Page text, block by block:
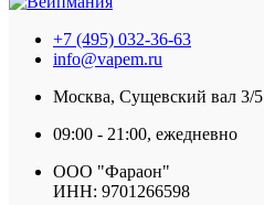
+7 (495) 032-36-63
info@vapem.ru
Москва, Сущевский вал 3/5
09:00 - 21:00, ежедневно
ООО "Фараон"
ИНН: 9701266598